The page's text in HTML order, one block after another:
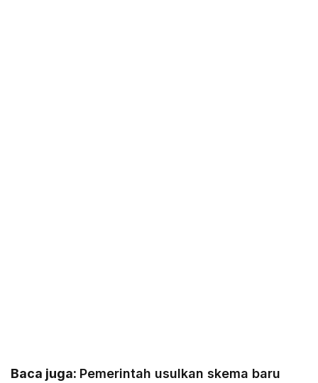
Baca juga: Pemerintah usulkan skema baru